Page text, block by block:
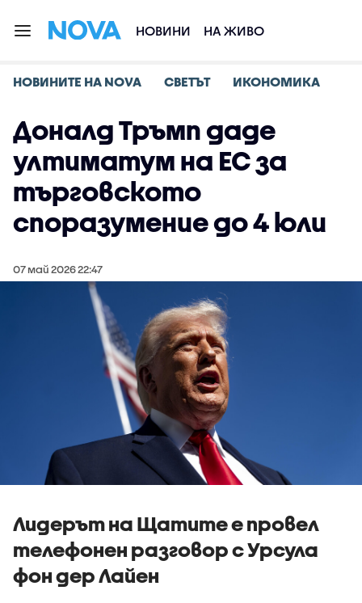
НОВИНИ НА ЖИВО
НОВИНИТЕ НА NOVA СВЕТЪТ ИКОНОМИКА
Доналд Тръмп даде
ултиматум на ЕС за
търговското
споразумение до 4 юли
07 май 2026 22:47
Лидерът на Щатите е провел
телефонен разговор с Урсула
фон дер Лайен